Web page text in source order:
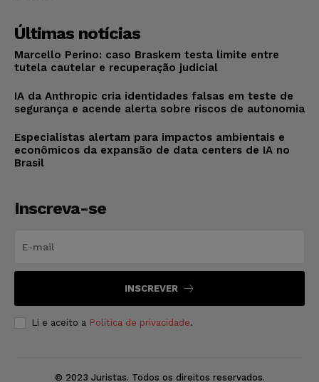
Últimas notícias
Marcello Perino: caso Braskem testa limite entre
tutela cautelar e recuperação judicial
IA da Anthropic cria identidades falsas em teste de
segurança e acende alerta sobre riscos de autonomia
Especialistas alertam para impactos ambientais e
econômicos da expansão de data centers de IA no
Brasil
Inscreva-se
INSCREVER
Li e aceito a Política de privacidade.
© 2023 Juristas. Todos os direitos reservados.